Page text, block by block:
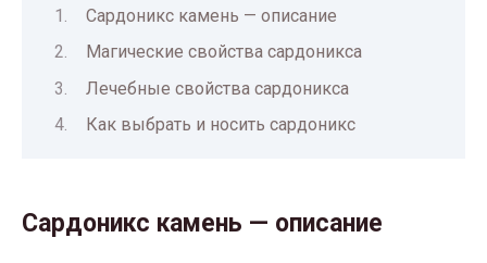
Сардоникс камень — описание
Магические свойства сардоникса
Лечебные свойства сардоникса
Как выбрать и носить сардоникс
Сардоникс камень — описание